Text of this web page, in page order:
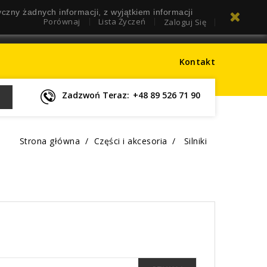
Zaloguj Się
Lista Życzeń
Porównaj
Kontakt
Zadzwoń Teraz: +48 89 526 71 90
Strona główna Części i akcesoria Silniki
żadnych informacji, z wyjątkiem informacji